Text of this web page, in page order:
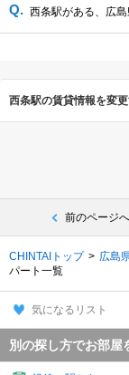
西条駅がある、広島
西条駅の賃貸情報を変
前のページ
CHINTAIトップ 広島
パート一覧
気になるリスト
別の探し方でお部屋